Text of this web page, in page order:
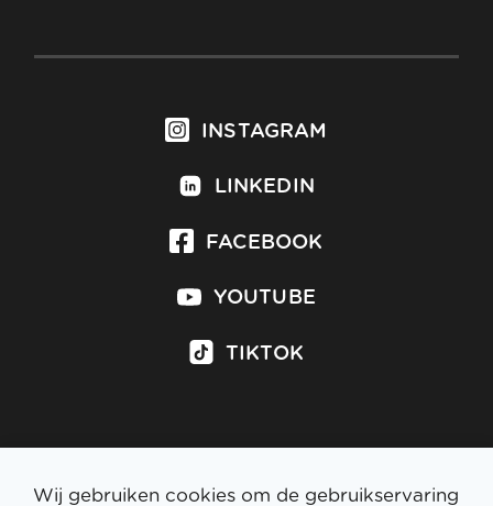
INSTAGRAM
LINKEDIN
FACEBOOK
YOUTUBE
TIKTOK
Inschrijven op nieuwsbrief
Wij gebruiken cookies om de gebruikservaring